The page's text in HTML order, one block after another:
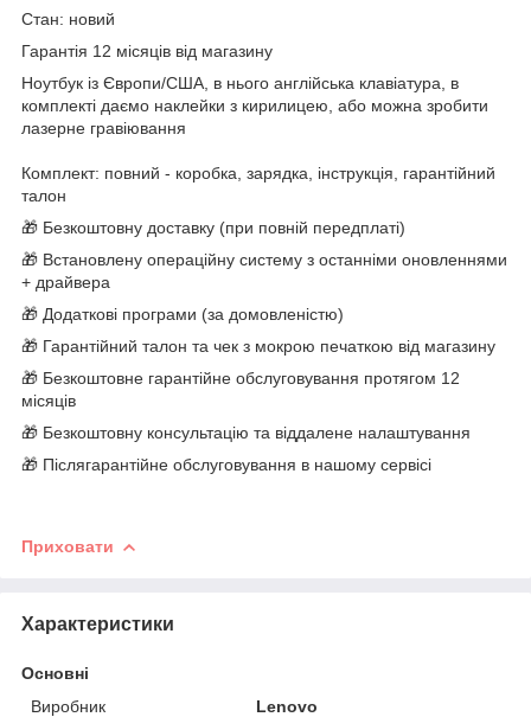
Стан: новий
Гарантія 12 місяців від магазину
Ноутбук із Європи/США, в нього англійська клавіатура, в
комплекті даємо наклейки з кирилицею, або можна зробити
лазерне гравіювання
Комплект: повний - коробка, зарядка, інструкція, гарантійний
талон
🎁 Безкоштовну доставку (при повній передплаті)
🎁 Встановлену операційну систему з останніми оновленнями
+ драйвера
🎁 Додаткові програми (за домовленістю)
🎁 Гарантійний талон та чек з мокрою печаткою від магазину
🎁 Безкоштовне гарантійне обслуговування протягом 12
місяців
🎁 Безкоштовну консультацію та віддалене налаштування
🎁 Післягарантійне обслуговування в нашому сервісі
Приховати
Характеристики
Основні
Виробник
Lenovo